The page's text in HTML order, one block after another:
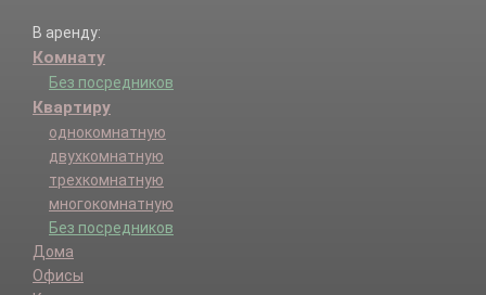
В аренду:
Комнату
Без посредников
Квартиру
однокомнатную
двухкомнатную
трехкомнатную
многокомнатную
Без посредников
Дома
Офисы